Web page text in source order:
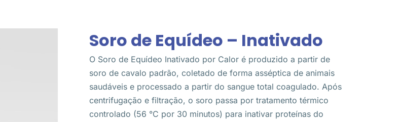
Soro de Equídeo – Inativado
O Soro de Equídeo Inativado por Calor é produzido a partir de
soro de cavalo padrão, coletado de forma asséptica de animais
saudáveis e processado a partir do sangue total coagulado. Após
centrifugação e filtração, o soro passa por tratamento térmico
controlado (56 °C por 30 minutos) para inativar proteínas do